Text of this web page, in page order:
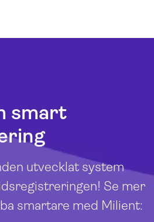
smart
utvecklat system
Se mer
smartare med Milient: